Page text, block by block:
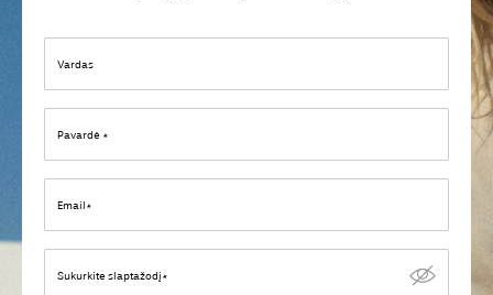
Prisijunkite
questions?
Lietuva
lietuvių
Vardas
Pavardė *
Email*
Sukurkite slaptažodį*